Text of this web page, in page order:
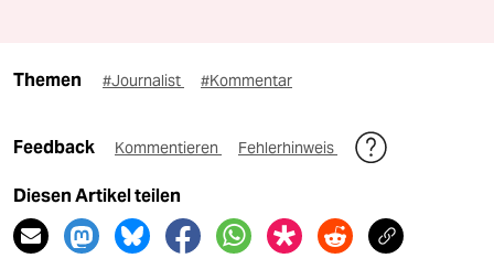
Themen #Journalist #Kommentar
Feedback Kommentieren Fehlerhinweis
Diesen Artikel teilen